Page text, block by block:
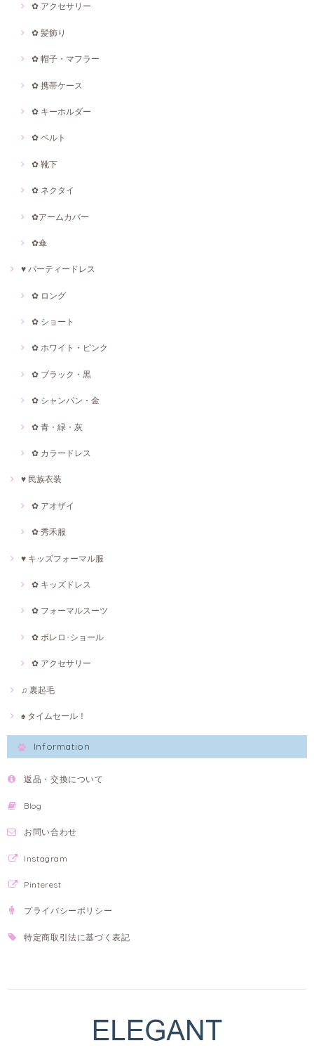
✿ アクセサリー
✿ 髪飾り
✿ 帽子・マフラー
✿ 携帯ケース
✿ キーホルダー
✿ ベルト
✿ 靴下
✿ ネクタイ
✿アームカバー
✿傘
♥ パーティードレス
✿ ロング
✿ ショート
✿ ホワイト・ピンク
✿ ブラック・黒
✿ シャンパン・金
✿ 青・緑・灰
✿ カラードレス
♥ 民族衣装
✿ アオザイ
✿ 秀禾服
♥ キッズフォーマル服
✿ キッズドレス
✿ フォーマルスーツ
✿ ボレロ･ショール
✿ アクセサリー
♫ 裏起毛
♠ タイムセール！
Information
返品・交換について
Blog
お問い合わせ
Instagram
Pinterest
プライバシーポリシー
特定商取引法に基づく表記